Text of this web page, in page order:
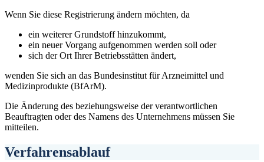
Wenn Sie diese Registrierung ändern möchten, da
ein weiterer Grundstoff hinzukommt,
ein neuer Vorgang aufgenommen werden soll oder
sich der Ort Ihrer Betriebsstätten ändert,
wenden Sie sich an das Bundesinstitut für Arzneimittel und
Medizinprodukte (BfArM).
Die Änderung des beziehungsweise der verantwortlichen
Beauftragten oder des Namens des Unternehmens müssen Sie
mitteilen.
Verfahrensablauf